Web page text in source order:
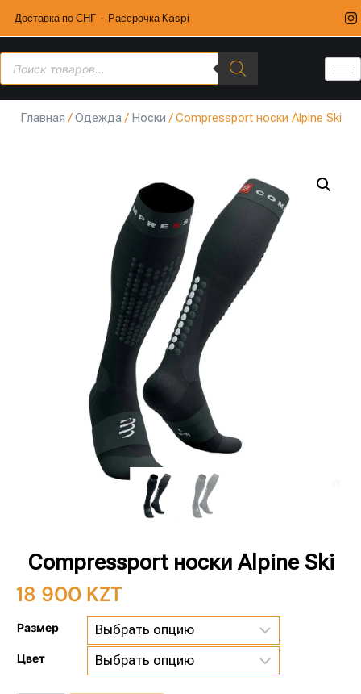
Доставка по СНГ · Рассрочка Kaspi
Главная /Одежда/ Носки / Compressport носки Alpine Ski
Compressport носки Alpine Ski
18 900 KZT
Размер
Цвет